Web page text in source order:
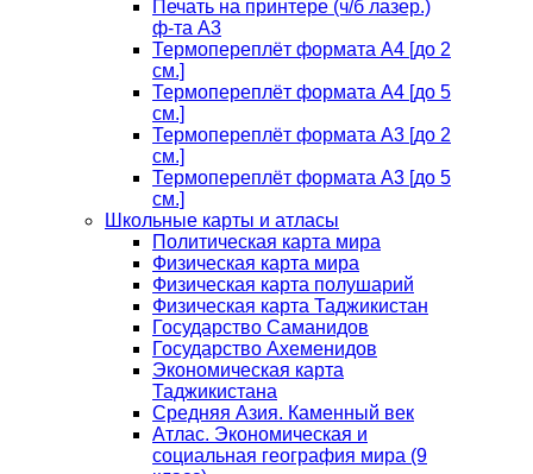
Печать на принтере (ч/б лазер.)
ф-та А3
Термопереплёт формата А4 [до 2
см.]
Термопереплёт формата А4 [до 5
см.]
Термопереплёт формата А3 [до 2
см.]
Термопереплёт формата А3 [до 5
см.]
Школьные карты и атласы
Политическая карта мира
Физическая карта мира
Физическая карта полушарий
Физическая карта Таджикистан
Государство Саманидов
Государство Ахеменидов
Экономическая карта
Таджикистана
Средняя Азия. Каменный век
Атлас. Экономическая и
социальная география мира (9